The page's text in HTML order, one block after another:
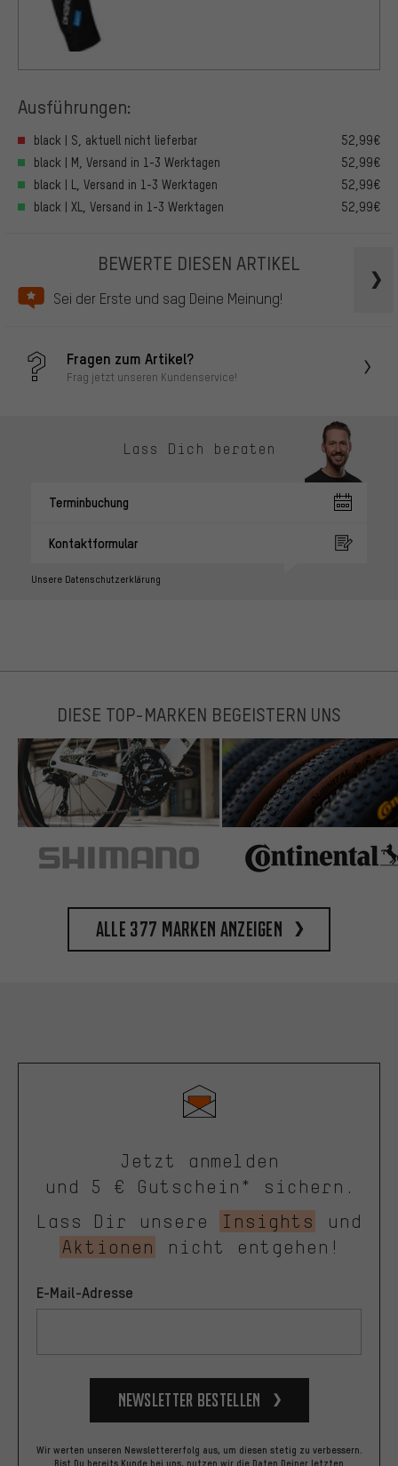
Ausführungen:
black | S, aktuell nicht lieferbar
52,99€
black | M, Versand in 1-3 Werktagen
52,99€
black | L, Versand in 1-3 Werktagen
52,99€
black | XL, Versand in 1-3 Werktagen
52,99€
BEWERTE DIESEN ARTIKEL
Sei der Erste und sag Deine Meinung!
Fragen zum Artikel?
Frag jetzt unseren Kundenservice!
Lass Dich beraten
Terminbuchung
Kontaktformular
Unsere Datenschutzerklärung
DIESE TOP-MARKEN BEGEISTERN UNS
Alle 377 Marken anzeigen
Jetzt anmelden
und 5 € Gutschein* sichern.
Lass Dir unsere
Insights
und
Aktionen
nicht entgehen!
E-Mail-Adresse
Newsletter bestellen
Wir werten unseren Newslettererfolg aus, um diesen stetig zu verbessern.